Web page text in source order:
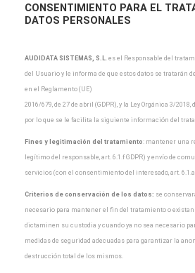
CONSENTIMIENTO PARA EL
DATOS PERSONALES
AUDIDATA SISTEMAS, S.L es el Responsable del
del Usuario y le informa de que estos datos se tratarán
en el Reglamento (UE)
2016/679, de 27 de abril (GDPR), y la Ley Orgánica 3/2018,
por lo que se le facilita la siguiente información del
Fines y legitimación del tratamiento : mantener una
legítimo del responsable, art. 6.1.f GDPR) y envío de
servicios (con el consentimiento del interesado, art. 6.1.a
Criterios de conservación de los datos: se
necesario para mantener el fin del tratamiento o
dictaminen su custodia y cuando ya no sea necesario
medidas de seguridad adecuadas para garantizar la
destrucción total de los mismos.